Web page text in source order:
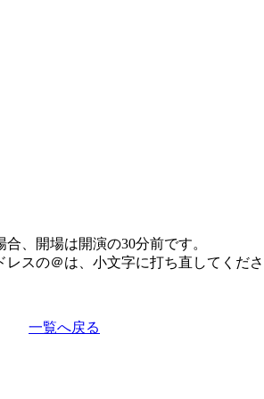
、開場は開演の30分前です。
スの＠は、小文字に打ち直してくだ
一覧へ戻る